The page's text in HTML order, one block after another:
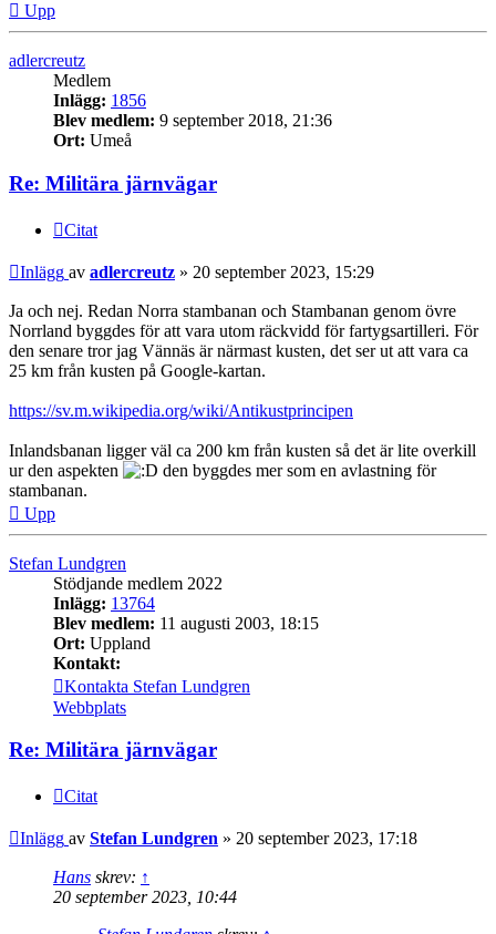
Upp
adlercreutz
Medlem
Inlägg: 1856
Blev medlem: 9 september 2018, 21:36
Ort: Umeå
Re: Militära järnvägar
Citat
Inlägg av adlercreutz » 20 september 2023, 15:29
Ja och nej. Redan Norra stambanan och Stambanan genom övre
Norrland byggdes för att vara utom räckvidd för fartygsartilleri. För
den senare tror jag Vännäs är närmast kusten, det ser ut att vara ca
25 km från kusten på Google-kartan.
https://sv.m.wikipedia.org/wiki/Antikustprincipen
Inlandsbanan ligger väl ca 200 km från kusten så det är lite overkill
ur den aspekten
den byggdes mer som en avlastning för
stambanan.
Upp
Stefan Lundgren
Stödjande medlem 2022
Inlägg: 13764
Blev medlem: 11 augusti 2003, 18:15
Ort: Uppland
Kontakt:
Kontakta Stefan Lundgren
Webbplats
Re: Militära järnvägar
Citat
Inlägg av Stefan Lundgren » 20 september 2023, 17:18
Hans skrev: ↑
20 september 2023, 10:44